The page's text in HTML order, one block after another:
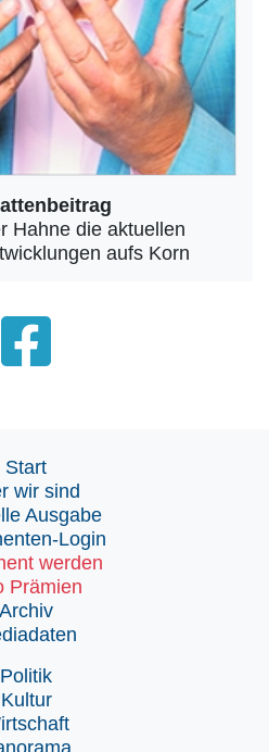
Hahne die aktuellen
aufs Korn
Start
wir sind
Ausgabe
Login
werden
Prämien
Archiv
Politik
Kultur